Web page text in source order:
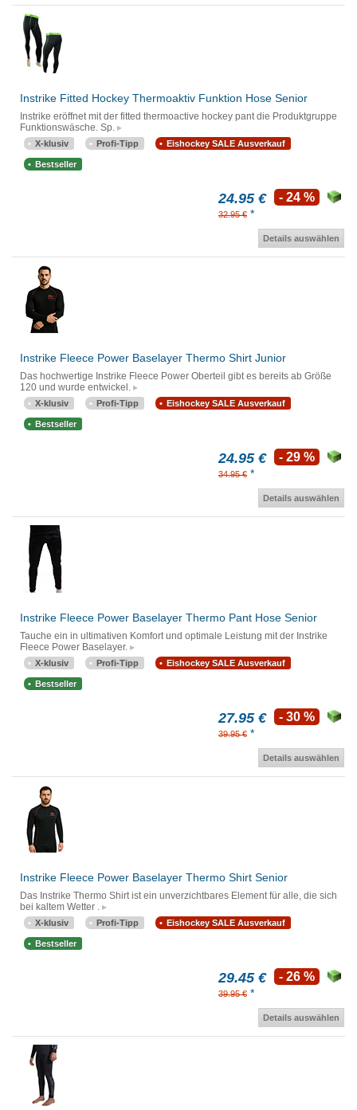
Instrike Fitted Hockey Thermoaktiv Funktion Hose Senior
Instrike eröffnet mit der fitted thermoactive hockey pant die Produktgruppe
Funktionswäsche. Sp.
X-klusiv Profi-Tipp Eishockey SALE Ausverkauf
Bestseller
24.95 €
32.95 € *
- 24 %
Details auswählen
Instrike Fleece Power Baselayer Thermo Shirt Junior
Das hochwertige Instrike Fleece Power Oberteil gibt es bereits ab Größe
120 und wurde entwickel.
X-klusiv Profi-Tipp Eishockey SALE Ausverkauf
Bestseller
24.95 €
34.95 € *
- 29 %
Details auswählen
Instrike Fleece Power Baselayer Thermo Pant Hose Senior
Tauche ein in ultimativen Komfort und optimale Leistung mit der Instrike
Fleece Power Baselayer.
X-klusiv Profi-Tipp Eishockey SALE Ausverkauf
Bestseller
27.95 €
39.95 € *
- 30 %
Details auswählen
Instrike Fleece Power Baselayer Thermo Shirt Senior
Das Instrike Thermo Shirt ist ein unverzichtbares Element für alle, die sich
bei kaltem Wetter .
X-klusiv Profi-Tipp Eishockey SALE Ausverkauf
Bestseller
29.45 €
39.95 € *
- 26 %
Details auswählen